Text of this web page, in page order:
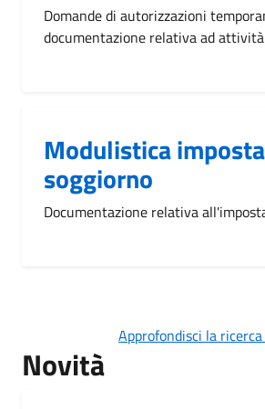
Domande di autorizzazioni
documentazione relativa ad
Modulistica
soggiorno
Documentazione relativa
Approfondisci la
Novità